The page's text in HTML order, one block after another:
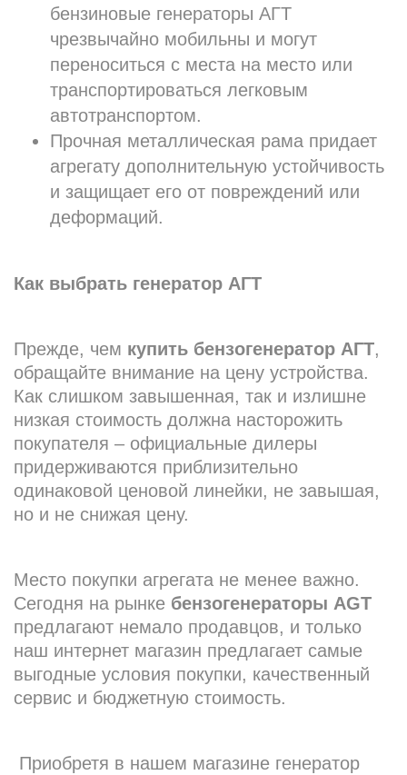
бензиновые генераторы АГТ
чрезвычайно мобильны и могут
переноситься с места на место или
транспортироваться легковым
автотранспортом.
Прочная металлическая рама придает
агрегату дополнительную устойчивость
и защищает его от повреждений или
деформаций.
Как выбрать генератор АГТ
Прежде, чем купить бензогенератор АГТ,
обращайте внимание на цену устройства.
Как слишком завышенная, так и излишне
низкая стоимость должна насторожить
покупателя – официальные дилеры
придерживаются приблизительно
одинаковой ценовой линейки, не завышая,
но и не снижая цену.
Место покупки агрегата не менее важно.
Сегодня на рынке бензогенераторы AGT
предлагают немало продавцов, и только
наш интернет магазин предлагает самые
выгодные условия покупки, качественный
сервис и бюджетную стоимость.
Приобретя в нашем магазине генератор